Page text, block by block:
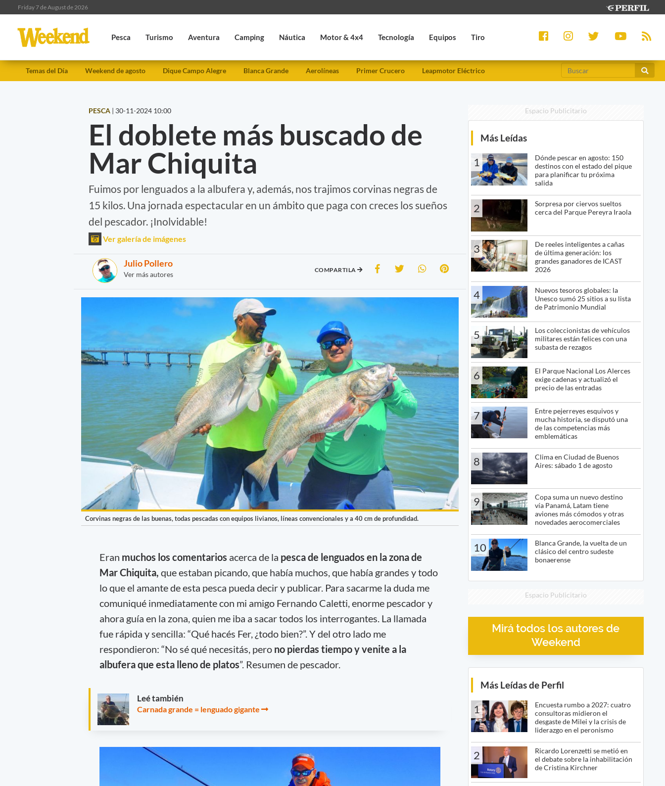
Friday 7 de August de 2026
Pesca Turismo Aventura Camping Náutica Motor & 4x4 Tecnología Equipos Tiro
Temas del Día Weekend de agosto Dique Campo Alegre Blanca Grande Aerolíneas Primer Crucero Leapmotor Eléctrico
PESCA | 30-11-2024 10:00
El doblete más buscado de
Mar Chiquita
Fuimos por lenguados a la albufera y, además, nos trajimos corvinas negras de
15 kilos. Una jornada espectacular en un ámbito que paga con creces los sueños
del pescador. ¡Inolvidable!
Ver galería de imágenes
Julio Pollero
Ver más autores
COMPARTILA
Corvinas negras de las buenas, todas pescadas con equipos livianos, líneas convencionales y a 40 cm de profundidad.
Eran muchos los comentarios acerca de la pesca de lenguados en la zona de
Mar Chiquita, que estaban picando, que había muchos, que había grandes y todo
lo que el amante de esta pesca pueda decir y publicar. Para sacarme la duda me
comuniqué inmediatamente con mi amigo Fernando Caletti, enorme pescador y
ahora guía en la zona, quien me iba a sacar todos los interrogantes. La llamada
fue rápida y sencilla: “Qué hacés Fer, ¿todo bien?”. Y del otro lado me
respondieron: “No sé qué necesitás, pero no pierdas tiempo y venite a la
albufera que esta lleno de platos”. Resumen de pescador.
Leé también
Carnada grande = lenguado gigante
Espacio Publicitario
Más Leídas
1
Dónde pescar en agosto: 150
destinos con el estado del pique
para planificar tu próxima
salida
2
Sorpresa por ciervos sueltos
cerca del Parque Pereyra Iraola
3
De reeles inteligentes a cañas
de última generación: los
grandes ganadores de ICAST
2026
4
Nuevos tesoros globales: la
Unesco sumó 25 sitios a su lista
de Patrimonio Mundial
5
Los coleccionistas de vehículos
militares están felices con una
subasta de rezagos
6
El Parque Nacional Los Alerces
exige cadenas y actualizó el
precio de las entradas
7
Entre pejerreyes esquivos y
mucha historia, se disputó una
de las competencias más
emblemáticas
8
Clima en Ciudad de Buenos
Aires: sábado 1 de agosto
9
Copa suma un nuevo destino
vía Panamá, Latam tiene
aviones más cómodos y otras
novedades aerocomerciales
10
Blanca Grande, la vuelta de un
clásico del centro sudeste
bonaerense
Espacio Publicitario
Mirá todos los autores de
Weekend
Más Leídas de Perfil
1
Encuesta rumbo a 2027: cuatro
consultoras midieron el
desgaste de Milei y la crisis de
liderazgo en el peronismo
2
Ricardo Lorenzetti se metió en
el debate sobre la inhabilitación
de Cristina Kirchner